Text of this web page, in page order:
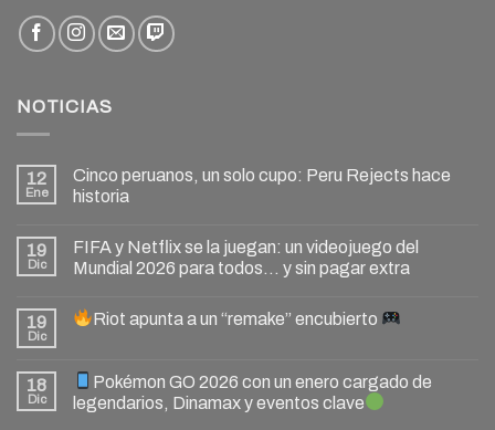
NOTICIAS
12
Ene
Cinco peruanos, un solo cupo: Peru Rejects hace
historia
19
Dic
FIFA y Netflix se la juegan: un videojuego del
Mundial 2026 para todos… y sin pagar extra
19
Dic
Riot apunta a un “remake” encubierto
18
Dic
Pokémon GO 2026 con un enero cargado de
legendarios, Dinamax y eventos clave